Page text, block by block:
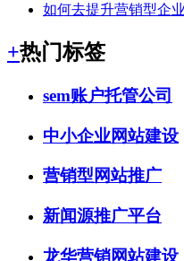
如何去提升营销型企
+热门标签
sem账户托管公司
中小企业网站建设
营销型网站推广
新闻源推广平台
龙华营销网站建设